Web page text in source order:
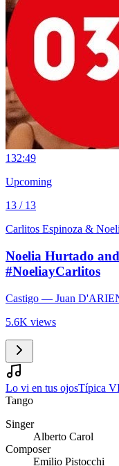
132:49
Upcoming
13 / 13
Carlitos Espinoza &
Noelia Hurtado
#NoeliayCarlitos
Castigo — Juan
5.6K views
Lo vi en tus ojosTípica
Tango
Singer
Alberto Carol
Composer
Emilio Pistocchi